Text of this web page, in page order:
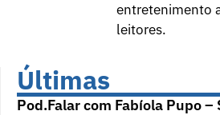
entretenimento
leitores.
Últimas
Pod.Falar com Fabíola Pupo